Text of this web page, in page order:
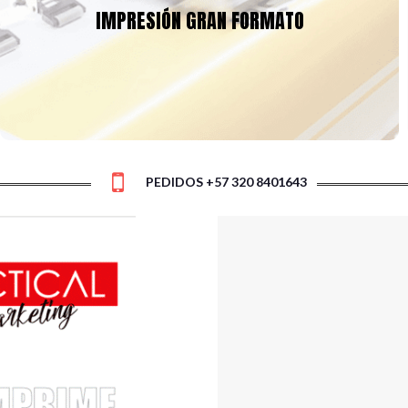
IMPRESIÓN GRAN FORMATO
de la mejor calidad para asegurar la durabilidad y fidelidad del
producto final.
Tú eliges el tipo de acabados que requieras:
ojales, tubos, con estructura o colgantes. Asegura la mayor
visibilidad e impacto para tu marca o evento con las solución
más eficiente y económica!
PEDIDOS +57 320 8401643